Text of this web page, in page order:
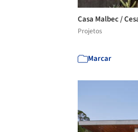
Casa Malbec /
Projetos
Marcar